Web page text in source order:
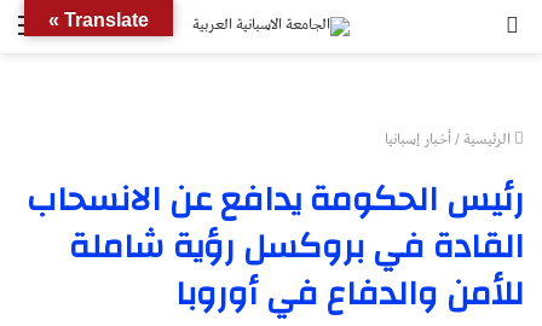
الرئيسية/أخبار إسبانيا
رئيس الحكومة يدافع عن الانسحاب
القادة في بروكسل رؤية شاملة
للأمن والدفاع في أوروبا
Translate »